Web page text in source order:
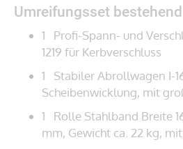
Umreifungsset
1 Profi-Spann- und
1219 für Kerbverschluss
1 Stabiler Abrollwagen I-
Scheibenwicklung, mit
1 Rolle Stahlband Breite
mm, Gewicht ca. 22 kg,